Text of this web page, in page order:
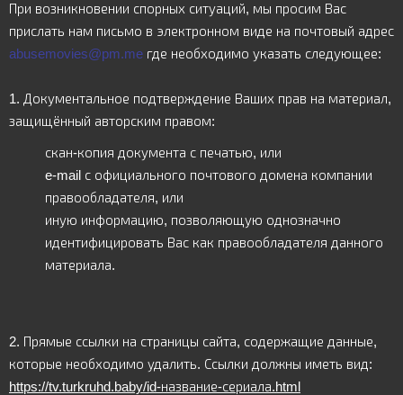
При возникновении спорных ситуаций, мы просим Вас
прислать нам письмо в электронном виде на почтовый адрес
abusemovies@pm.me где необходимо указать следующее:
1. Документальное подтверждение Ваших прав на материал,
защищённый авторским правом:
скан-копия документа с печатью, или
e-mail с официального почтового домена компании
правообладателя, или
иную информацию, позволяющую однозначно
идентифицировать Вас как правообладателя данного
материала.
2. Прямые ссылки на страницы сайта, содержащие данные,
которые необходимо удалить. Ссылки должны иметь вид:
https://tv.turkruhd.baby/id-название-сериала.html